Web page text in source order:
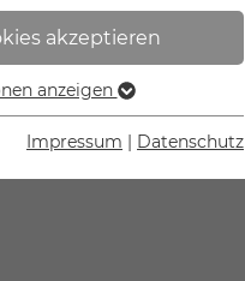
und
- 30.5359
akzeptieren
grundlegende Funktionen
anzeigen
anzeigen
Impressum Datenschutz